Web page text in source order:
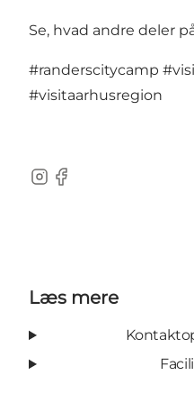
Se, hvad andre deler
#randerscitycamp
#visitaarhusregion
Instagram
Facebook
Læs mere